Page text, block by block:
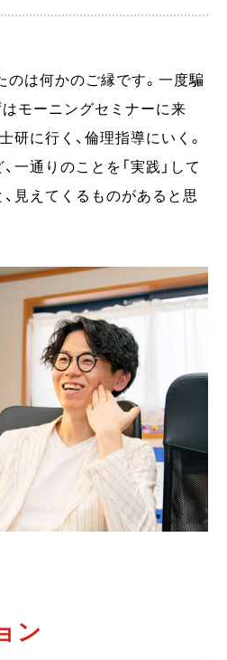
のは何かのご縁です。一度騙
はモーニングセミナーに来
研に行く、倫理指導にいく。
一通りのことを「実践」して
見えてくるものがあると思
ン